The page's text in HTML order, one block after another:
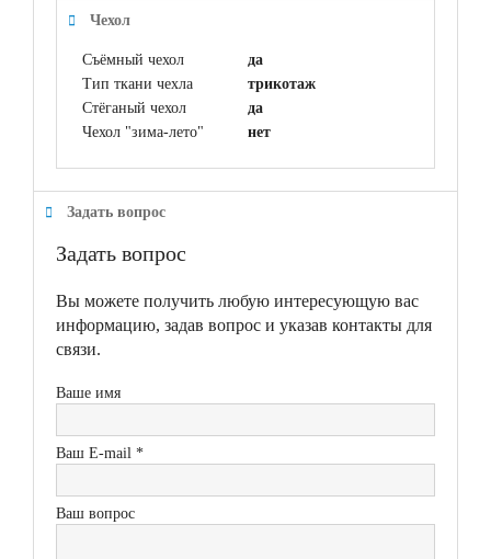
Чехол
Съёмный чехол
да
Тип ткани чехла
трикотаж
Стёганый чехол
да
Чехол "зима-лето"
нет
Задать вопрос
Задать вопрос
Вы можете получить любую интересующую вас
информацию, задав вопрос и указав контакты для
связи.
Ваше имя
Ваш E-mail *
Ваш вопрос